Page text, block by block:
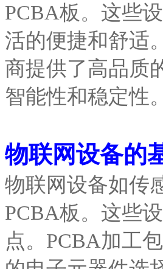
PCBA板。这些
活的便捷和舒适
商提供了高品质
智能性和稳定性。
物联网设备的
物联网设备如传
PCBA板。这些
点。PCBA加工